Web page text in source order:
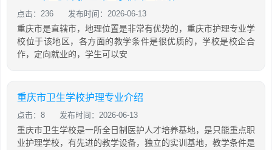
点击：236 发布时间：2026-06-13
重庆市是直辖市，地理位置是非常有优势的，重庆市护理专业学
校位于该地区，各方面的教学条件是很优质的，学校是校企合
作，定向就业的，学生可以安
重庆市卫生学校护理专业介绍
点击：8 发布时间：2026-06-13
重庆市卫生学校是一所全日制医护人才培养基地，是只能重点职
业护理学校，有先进的教学设备，独立的实训基地，教学条件是